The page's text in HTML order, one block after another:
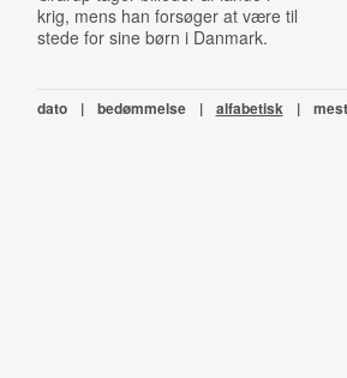
krig, mens han forsøger at være til
stede for sine børn i Danmark.
dato | bedømmelse | alfabetisk |